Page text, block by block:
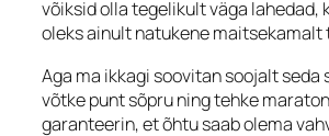
võiksid olla tegelikult väga lahedad,
oleks ainult natukene maitsekamalt
Aga ma ikkagi soovitan soojalt seda
võtke punt sõpru ning tehke
garanteerin, et õhtu saab olema